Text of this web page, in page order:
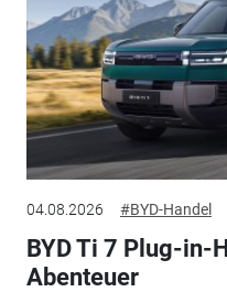
04.08.2026 #BYD-Handel
BYD Ti 7 Plug-in-
Abenteuer